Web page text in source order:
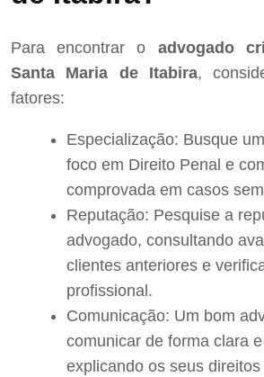
Para encontrar o advogado
Santa Maria de Itabira,
fatores:
Especialização: Busque
foco em Direito Penal e
comprovada em casos
Reputação: Pesquise a
advogado, consultando
clientes anteriores e
profissional.
Comunicação: Um bom
comunicar de forma clara
explicando os seus